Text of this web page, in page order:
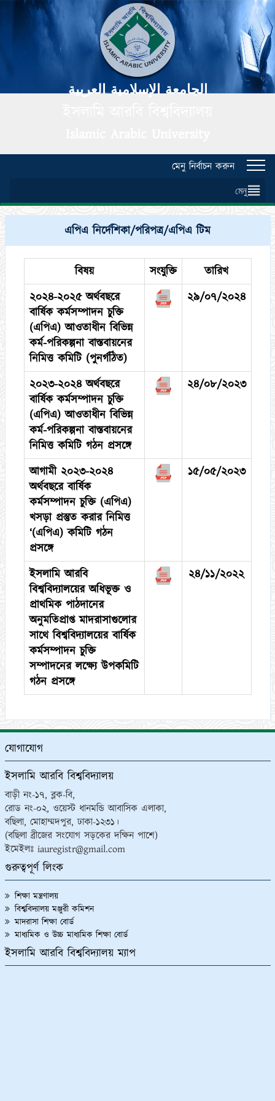
الجامعة الإسلامية العربية
মেনু নির্বাচন করুন
মেনু
এপিএ নির্দেশিকা/পরিপত্র/এপিএ টিম
বিষয় সংযুক্তি
তারিখ
২০২৪-২০২৫ অর্থবছরে
বার্ষিক কর্মসম্পাদন চুক্তি
(এপিএ) আওতাধীন বিভিন্ন
কর্ম-পরিকল্পনা বাস্তবায়নের
নিমিত্ত কমিটি (পুনর্গঠিত)
২৯/০৭/২০২৪
২০২৩-২০২৪ অর্থবছরে
বার্ষিক কর্মসম্পাদন চুক্তি
(এপিএ) আওতাধীন বিভিন্ন
কর্ম-পরিকল্পনা বাস্তবায়নের
নিমিত্ত কমিটি গঠন প্রসঙ্গে
২৪/০৮/২০২৩
আগামী ২০২৩-২০২৪
অর্থবছরে বার্ষিক
কর্মসম্পাদন চুক্তি (এপিএ)
খসড়া প্রস্তুত করার নিমিত্ত
‘(এপিএ) কমিটি গঠন
প্রসঙ্গে
১৫/০৫/২০২৩
ইসলামি আরবি
বিশ্ববিদ্যালয়ের অধিভূক্ত ও
প্রাথমিক পাঠদানের
অনুমতিপ্রাপ্ত মাদরাসাগুলোর
সাথে বিশ্ববিদ্যালয়ের বার্ষিক
কর্মসম্পাদন চুক্তি
সম্পাদনের লক্ষ্যে উপকমিটি
গঠন প্রসঙ্গে
২৪/১১/২০২২
যোগাযোগ
ইসলামি আরবি বিশ্ববিদ্যালয়
বাড়ী নং-১৭, ব্লক-বি,
রোড নং-০২, ওয়েস্ট ধানমন্ডি আবাসিক এলাকা,
বছিলা, মোহাম্মদপুর, ঢাকা-১২৩১।
(বছিলা ব্রীজের সংযোগ সড়কের দক্ষিন পাশে)
ইমেইলঃ iauregistr@gmail.com
গুরুত্বপূর্ণ লিংক
শিক্ষা মন্ত্রণালয়
বিশ্ববিদ্যালয় মঞ্জুরী কমিশন
মাদরাসা শিক্ষা বোর্ড
মাধ্যমিক ও উচ্চ মাধ্যমিক শিক্ষা বোর্ড
ইসলামি আরবি বিশ্ববিদ্যালয় ম্যাপ